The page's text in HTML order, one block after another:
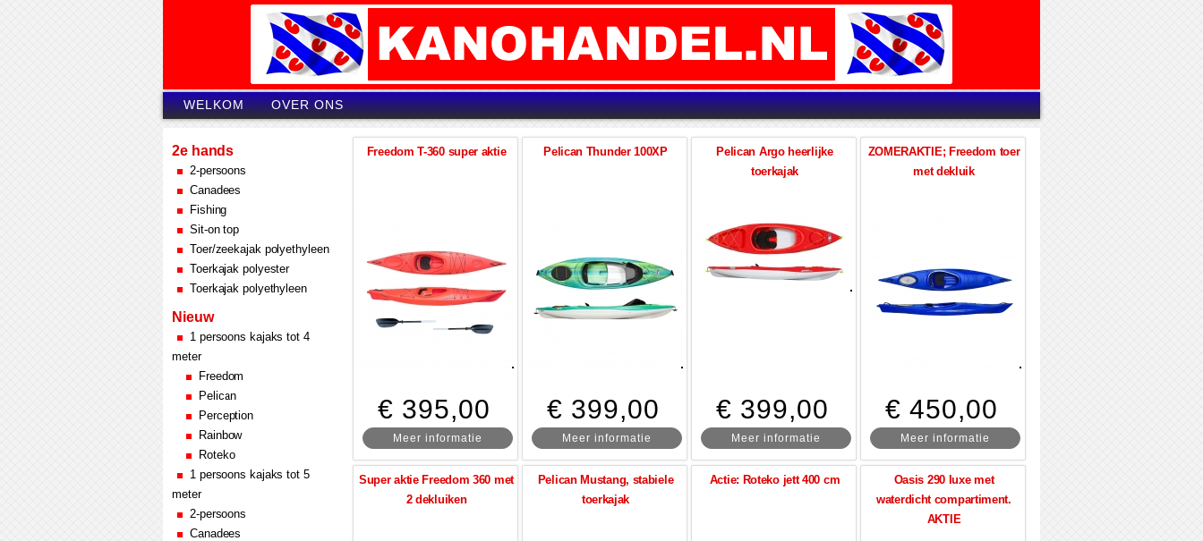
WELKOM OVER ONS
2e hands
2-persoons
Canadees
Fishing
Sit-on top
Toer/zeekajak polyethyleen
Toerkajak polyester
Toerkajak polyethyleen
Nieuw
1 persoons kajaks tot 4
meter
Freedom
Pelican
Perception
Rainbow
Roteko
1 persoons kajaks tot 5
meter
2-persoons
Canadees
Freedom T-360 super aktie
€ 395,00
Meer informatie
Pelican Thunder 100XP
€ 399,00
Meer informatie
Pelican Argo heerlijke
toerkajak
€ 399,00
Meer informatie
ZOMERAKTIE; Freedom toer
met dekluik
€ 450,00
Meer informatie
Super aktie Freedom 360 met
2 dekluiken
Pelican Mustang, stabiele
toerkajak
Actie: Roteko jett 400 cm
Oasis 290 luxe met
waterdicht compartiment.
AKTIE